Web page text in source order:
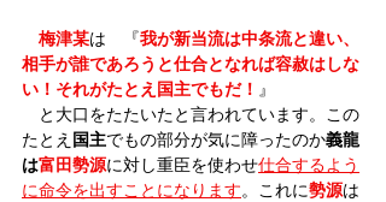
梅津某は　『我が新当流は中条流と違い、
相手が誰であろうと仕合となれば容赦はしな
い！それがたとえ国主でもだ！ 』
と大口をたたいたと言われています。この
たとえ 国主でもの部分が気に障ったのか義龍
は富田勢源に対し重臣を使わせ仕合するよう
に命令を出すことになります。これに勢源は